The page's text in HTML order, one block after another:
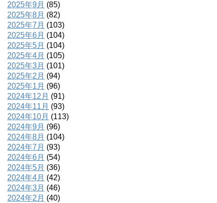
2025年9月 (85)
2025年8月 (82)
2025年7月 (103)
2025年6月 (104)
2025年5月 (104)
2025年4月 (105)
2025年3月 (101)
2025年2月 (94)
2025年1月 (96)
2024年12月 (91)
2024年11月 (93)
2024年10月 (113)
2024年9月 (96)
2024年8月 (104)
2024年7月 (93)
2024年6月 (54)
2024年5月 (36)
2024年4月 (42)
2024年3月 (46)
2024年2月 (40)